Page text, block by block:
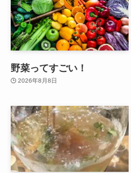
野菜ってすごい！
2026年8月8日